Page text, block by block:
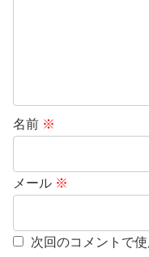
名前 ※
メール ※
次回のコメントで